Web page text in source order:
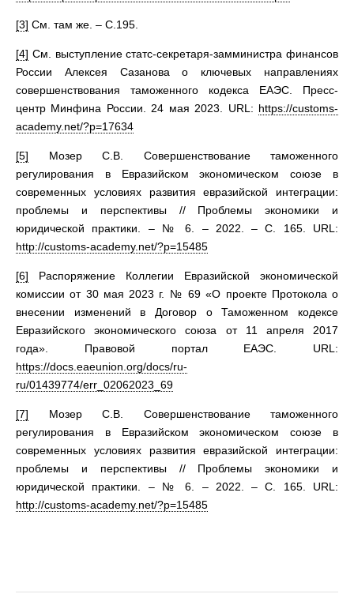
[3] См. там же. – С.195.
[4] См. выступление статс-секретаря-замминистра финансов
России Алексея Сазанова о ключевых направлениях
совершенствования таможенного кодекса ЕАЭС. Пресс-
центр Минфина России. 24 мая 2023. URL: https://customs-
academy.net/?p=17634
[5] Мозер С.В. Совершенствование таможенного
регулирования в Евразийском экономическом союзе в
современных условиях развития евразийской интеграции:
проблемы и перспективы // Проблемы экономики и
юридической практики. – № 6. – 2022. – С. 165. URL:
http://customs-academy.net/?p=15485
[6] Распоряжение Коллегии Евразийской экономической
комиссии от 30 мая 2023 г. № 69 «О проекте Протокола о
внесении изменений в Договор о Таможенном кодексе
Евразийского экономического союза от 11 апреля 2017
года». Правовой портал ЕАЭС. URL:
https://docs.eaeunion.org/docs/ru-
ru/01439774/err_02062023_69
[7] Мозер С.В. Совершенствование таможенного
регулирования в Евразийском экономическом союзе в
современных условиях развития евразийской интеграции:
проблемы и перспективы // Проблемы экономики и
юридической практики. – № 6. – 2022. – С. 165. URL:
http://customs-academy.net/?p=15485